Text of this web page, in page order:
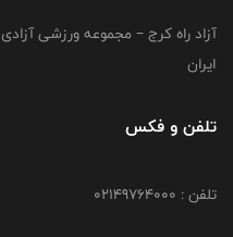
آزاد راه کرج – مجموعه ورزشی
ایران
تلفن و فکس
تلفن : 02149764000